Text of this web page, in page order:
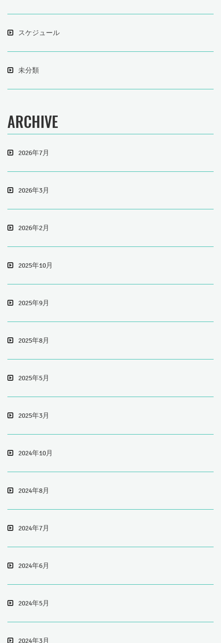
スケジュール
未分類
ARCHIVE
2026年7月
2026年3月
2026年2月
2025年10月
2025年9月
2025年8月
2025年5月
2025年3月
2024年10月
2024年8月
2024年7月
2024年6月
2024年5月
2024年3月